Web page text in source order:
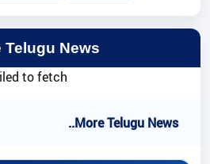
Telugu News
to fetch
..More Telugu News